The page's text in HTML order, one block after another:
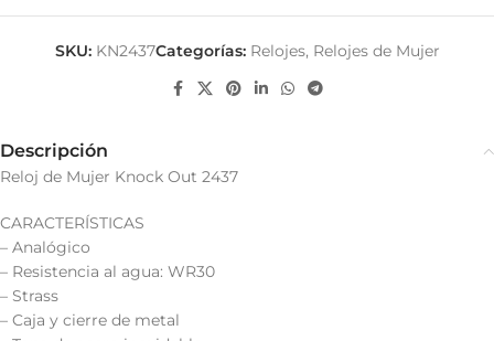
SKU: KN2437Categorías: Relojes, Relojes de Mujer
Descripción
Reloj de Mujer Knock Out 2437
CARACTERÍSTICAS
– Analógico
– Resistencia al agua: WR30
– Strass
– Caja y cierre de metal